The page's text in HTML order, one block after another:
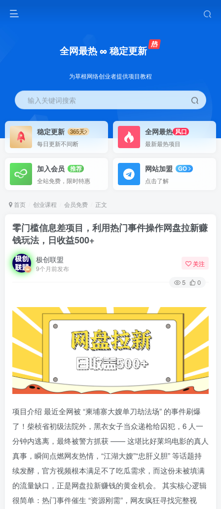
全网最热 ∞ 稳定更新
为草根网络创业者提供项目教程
输入关键词搜索
稳定更新
365天
每日更新不间断
全网最热 风口
最新最热项目
加入会员
推荐
全站免费，限时特惠
网站加盟
GO
点击了解
首页 创业课程 会员免费 正文
零门槛信息差项目，利用热门事件操作网盘拉新赚
钱玩法，日收益500+
极创联盟
9个月前发布
关注
5 0
项目介绍 最近全网被 “柬埔寨大嫂单刀劫法场” 的事件刷爆
了！柴桢省初级法院外，黑衣女子当众递枪给囚犯，6 人一
分钟内逃离，最终被警方抓获 —— 这堪比好莱坞电影的真人
真事，瞬间点燃网友热情，“江湖大嫂”“忠肝义胆” 等话题持
续发酵，官方视频根本满足不了吃瓜需求，而这份未被填满
的流量缺口，正是网盘拉新赚钱的黄金机会。 其实核心逻辑
很简单：热门事件催生 “资源刚需”，网友疯狂寻找完整视